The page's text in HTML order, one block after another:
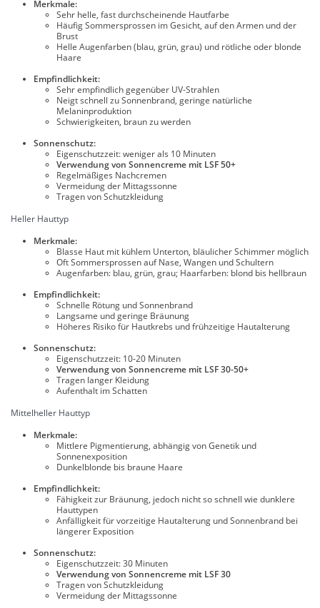
Merkmale:
Sehr helle, fast durchscheinende Hautfarbe
Häufig Sommersprossen im Gesicht, auf den Armen und der
Brust
Helle Augenfarben (blau, grün, grau) und rötliche oder blonde
Haare
Empfindlichkeit:
Sehr empfindlich gegenüber UV-Strahlen
Neigt schnell zu Sonnenbrand, geringe natürliche
Melaninproduktion
Schwierigkeiten, braun zu werden
Sonnenschutz:
Eigenschutzzeit: weniger als 10 Minuten
Verwendung von Sonnencreme mit LSF 50+
Regelmäßiges Nachcremen
Vermeidung der Mittagssonne
Tragen von Schutzkleidung
Heller Hauttyp
Merkmale:
Blasse Haut mit kühlem Unterton, bläulicher Schimmer möglich
Oft Sommersprossen auf Nase, Wangen und Schultern
Augenfarben: blau, grün, grau; Haarfarben: blond bis hellbraun
Empfindlichkeit:
Schnelle Rötung und Sonnenbrand
Langsame und geringe Bräunung
Höheres Risiko für Hautkrebs und frühzeitige Hautalterung
Sonnenschutz:
Eigenschutzzeit: 10-20 Minuten
Verwendung von Sonnencreme mit LSF 30-50+
Tragen langer Kleidung
Aufenthalt im Schatten
Mittelheller Hauttyp
Merkmale:
Mittlere Pigmentierung, abhängig von Genetik und
Sonnenexposition
Dunkelblonde bis braune Haare
Empfindlichkeit:
Fähigkeit zur Bräunung, jedoch nicht so schnell wie dunklere
Hauttypen
Anfälligkeit für vorzeitige Hautalterung und Sonnenbrand bei
längerer Exposition
Sonnenschutz:
Eigenschutzzeit: 30 Minuten
Verwendung von Sonnencreme mit LSF 30
Tragen von Schutzkleidung
Vermeidung der Mittagssonne